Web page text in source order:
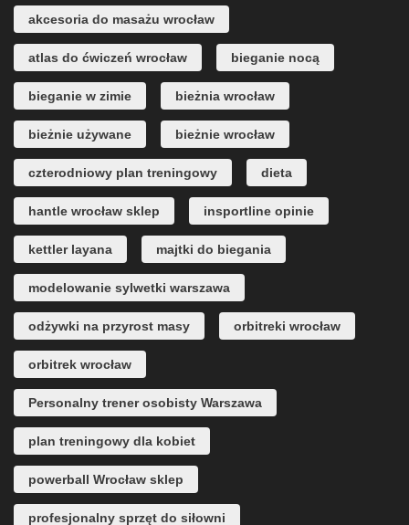
akcesoria do masażu wrocław
atlas do ćwiczeń wrocław bieganie nocą
bieganie w zimie bieżnia wrocław
bieżnie używane bieżnie wrocław
czterodniowy plan treningowy dieta
hantle wrocław sklep insportline opinie
kettler layana majtki do biegania
modelowanie sylwetki warszawa
odżywki na przyrost masy orbitreki wrocław
orbitrek wrocław
Personalny trener osobisty Warszawa
plan treningowy dla kobiet
powerball Wrocław sklep
profesjonalny sprzęt do siłowni